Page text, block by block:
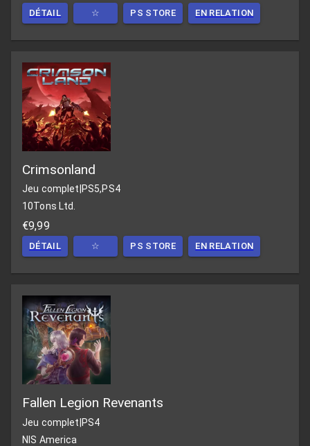
DÉTAIL ☆ PS STORE EN RELATION
Crimsonland
Jeu complet PS5,PS4
10Tons Ltd.
€9,99
DÉTAIL ☆ PS STORE EN RELATION
Fallen Legion Revenants
Jeu complet PS4
NIS America